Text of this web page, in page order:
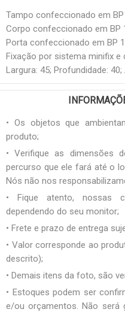
Tampo confeccionado em
Corpo confeccionado em BP
Porta confeccionado em BP
Fixação por sistema minifix e
Largura: 45; Profundidade: 40;
• Os objetos que
produto;
• Verifique as dimensões
percurso que ele fará até o
Nós não nos
• Fique atento, nossas
dependendo do seu monitor;
• Frete e prazo de entrega
• Valor corresponde ao
descrito);
• Demais itens da foto, são
• Estoques podem ser
e/ou orçamentos. Não será